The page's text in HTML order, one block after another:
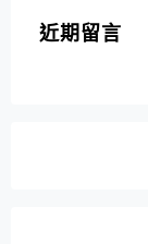
近期留言